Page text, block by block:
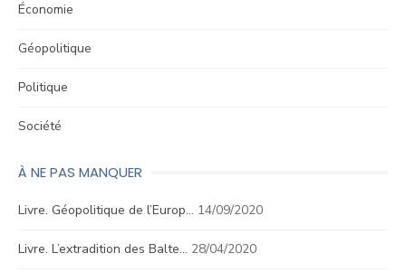
Économie
Géopolitique
Politique
Société
À NE PAS MANQUER
Livre. Géopolitique de l’Europ… 14/09/2020
Livre. L’extradition des Balte… 28/04/2020